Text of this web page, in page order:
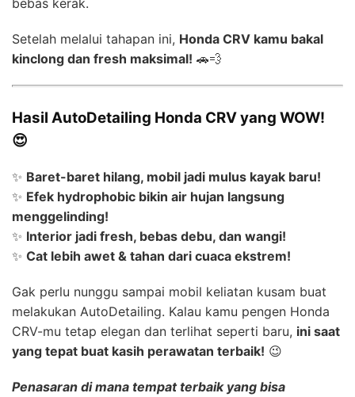
bebas kerak.
Setelah melalui tahapan ini, Honda CRV kamu bakal
kinclong dan fresh maksimal! 🚗💨
Hasil AutoDetailing Honda CRV yang WOW!
😍
✨ Baret-baret hilang, mobil jadi mulus kayak baru!
✨ Efek hydrophobic bikin air hujan langsung
menggelinding!
✨ Interior jadi fresh, bebas debu, dan wangi!
✨ Cat lebih awet & tahan dari cuaca ekstrem!
Gak perlu nunggu sampai mobil keliatan kusam buat
melakukan AutoDetailing. Kalau kamu pengen Honda
CRV-mu tetap elegan dan terlihat seperti baru, ini saat
yang tepat buat kasih perawatan terbaik! 😉
Penasaran di mana tempat terbaik yang bisa